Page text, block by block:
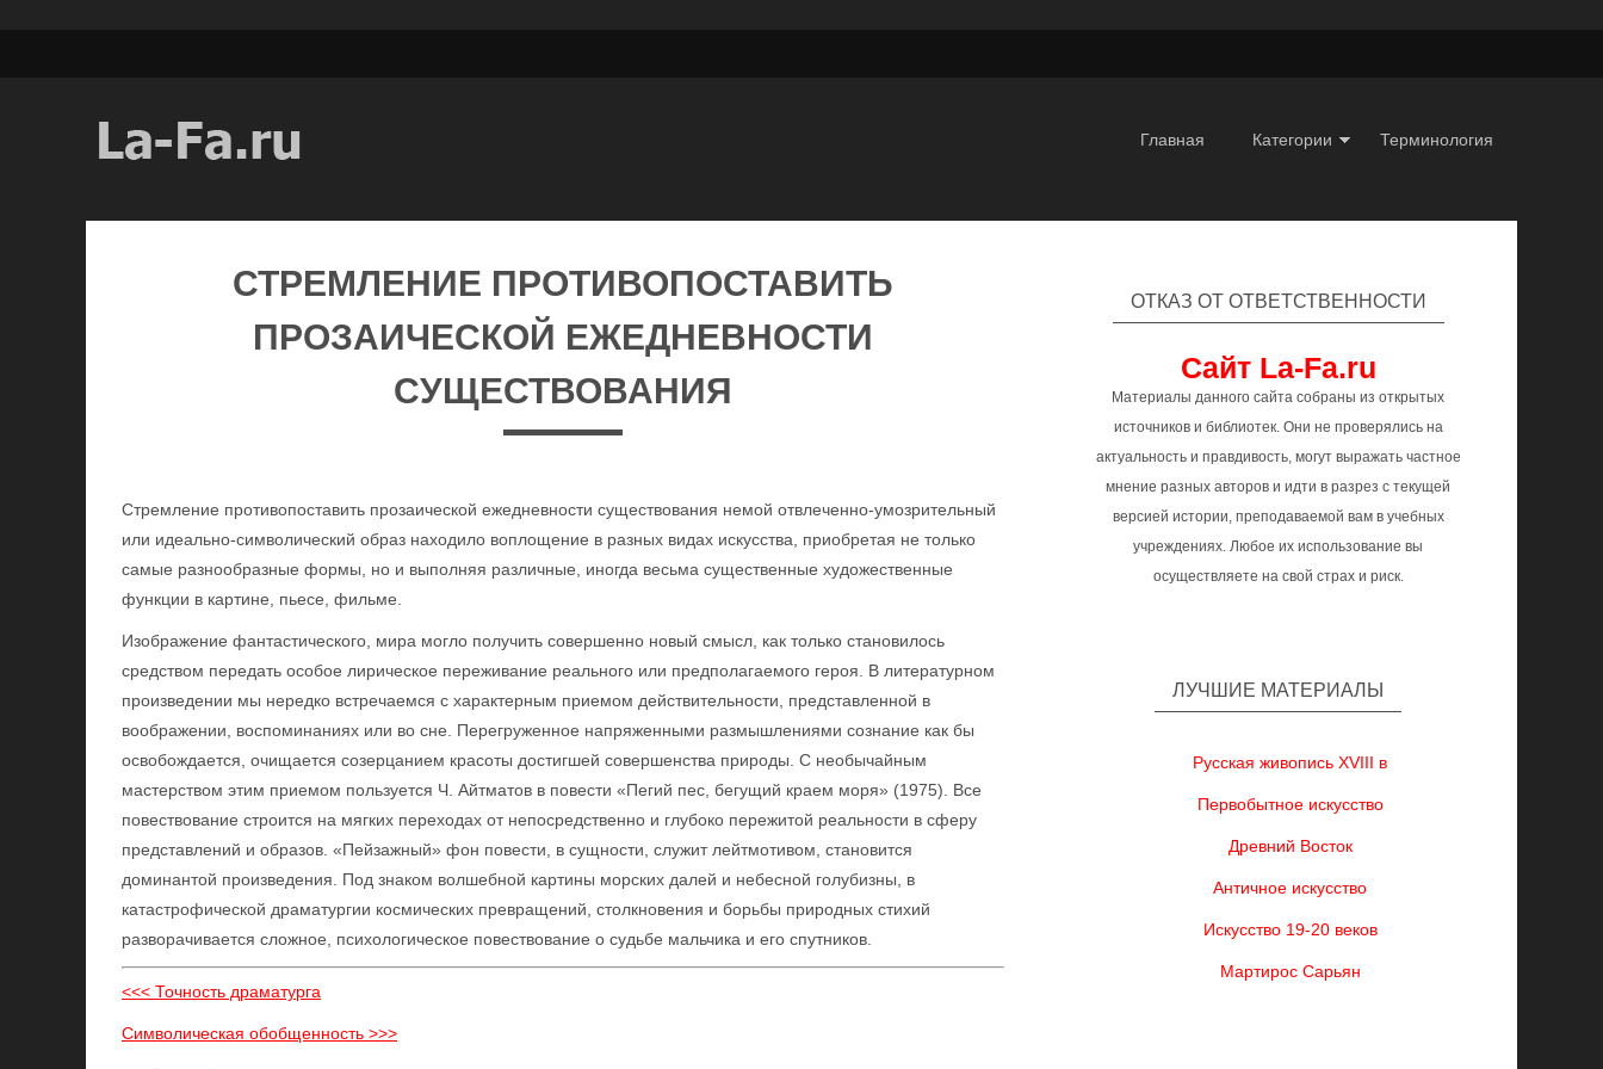
Главная Категории Терминология
СТРЕМЛЕНИЕ ПРОТИВОПОСТАВИТЬ
ПРОЗАИЧЕСКОЙ ЕЖЕДНЕВНОСТИ
СУЩЕСТВОВАНИЯ
Стремление противопоставить прозаической ежедневности существования немой отвлеченно-умозрительный
или идеально-символический образ находило воплощение в разных видах искусства, приобретая не только
самые разнообразные формы, но и выполняя различные, иногда весьма существенные художественные
функции в картине, пьесе, фильме.
Изображение фантастического, мира могло получить совершенно новый смысл, как только становилось
средством передать особое лирическое переживание реального или предполагаемого героя. В литературном
произведении мы нередко встречаемся с характерным приемом действительности, представленной в
воображении, воспоминаниях или во сне. Перегруженное напряженными размышлениями сознание как бы
освобождается, очищается созерцанием красоты достигшей совершенства природы. С необычайным
мастерством этим приемом пользуется Ч. Айтматов в повести «Пегий пес, бегущий краем моря» (1975). Все
повествование строится на мягких переходах от непосредственно и глубоко пережитой реальности в сферу
представлений и образов. «Пейзажный» фон повести, в сущности, служит лейтмотивом, становится
доминантой произведения. Под знаком волшебной картины морских далей и небесной голубизны, в
катастрофической драматургии космических превращений, столкновения и борьбы природных стихий
разворачивается сложное, психологическое повествование о судьбе мальчика и его спутников.
<<< Точность драматурга
Символическая обобщенность >>>
ОТКАЗ ОТ ОТВЕТСТВЕННОСТИ
Сайт La-Fa.ru
Материалы данного сайта собраны из открытых
источников и библиотек. Они не проверялись на
актуальность и правдивость, могут выражать частное
мнение разных авторов и идти в разрез с текущей
версией истории, преподаваемой вам в учебных
учреждениях. Любое их использование вы
осуществляете на свой страх и риск.
ЛУЧШИЕ МАТЕРИАЛЫ
Русская живопись XVIII в
Первобытное искусство
Древний Восток
Античное искусство
Искусство 19-20 веков
Мартирос Сарьян